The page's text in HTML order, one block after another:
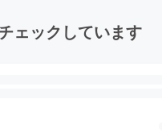
ェックしています